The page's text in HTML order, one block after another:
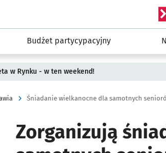
Budżet partycypacyjny
w Rynku - w ten weekend!
Śniadanie wielkanocne dla samotnych
Zorganizują